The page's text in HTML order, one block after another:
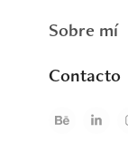
Sobre mí
Contacto